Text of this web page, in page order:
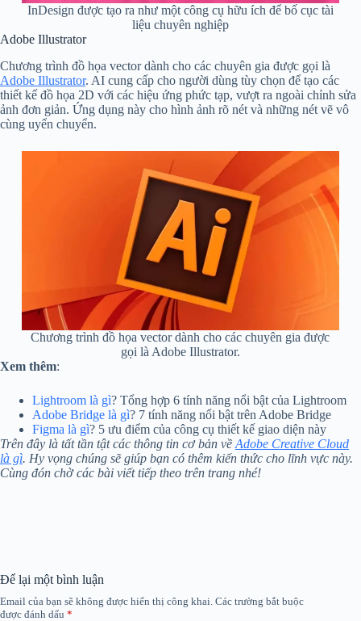
InDesign được tạo ra như một công cụ hữu ích để bố cục tài
liệu chuyên nghiệp
Adobe Illustrator
Chương trình đồ họa vector dành cho các chuyên gia được gọi là
Adobe Illustrator. AI cung cấp cho người dùng tùy chọn để tạo các
thiết kế đồ họa 2D với các hiệu ứng phức tạp, vượt ra ngoài chỉnh sửa
ảnh đơn giản. Ứng dụng này cho hình ảnh rõ nét và những nét vẽ vô
cùng uyển chuyển.
Chương trình đồ họa vector dành cho các chuyên gia được
gọi là Adobe Illustrator.
Xem thêm:
Lightroom là gì? Tổng hợp 6 tính năng nổi bật của Lightroom
Adobe Bridge là gì? 7 tính năng nổi bật trên Adobe Bridge
Figma là gì? 5 ưu điểm của công cụ thiết kế giao diện này
Trên đây là tất tần tật các thông tin cơ bản về Adobe Creative Cloud
là gì. Hy vọng chúng sẽ giúp bạn có thêm kiến thức cho lĩnh vực này.
Cùng đón chờ các bài viết tiếp theo trên trang nhé!
Để lại một bình luận
Email của bạn sẽ không được hiển thị công khai. Các trường bắt buộc
được đánh dấu *